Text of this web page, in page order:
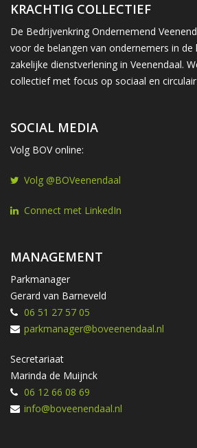
KRACHTIG COLLECTIEF
De Bedrijvenkring Ondernemend
voor de belangen van ondernemers in de
zakelijke dienstverlening in Veenendaal.
collectief met focus op sociaal en
SOCIAL MEDIA
Volg BOV online:
Volg @BOVeenendaal
Connect met LinkedIn
MANAGEMENT
Parkmanager
Gerard van Barneveld
06 51 27 57 05
parkmanager@boveenendaal.nl
Secretariaat
Marinda de Muijnck
06 12 66 08 69
info@boveenendaal.nl